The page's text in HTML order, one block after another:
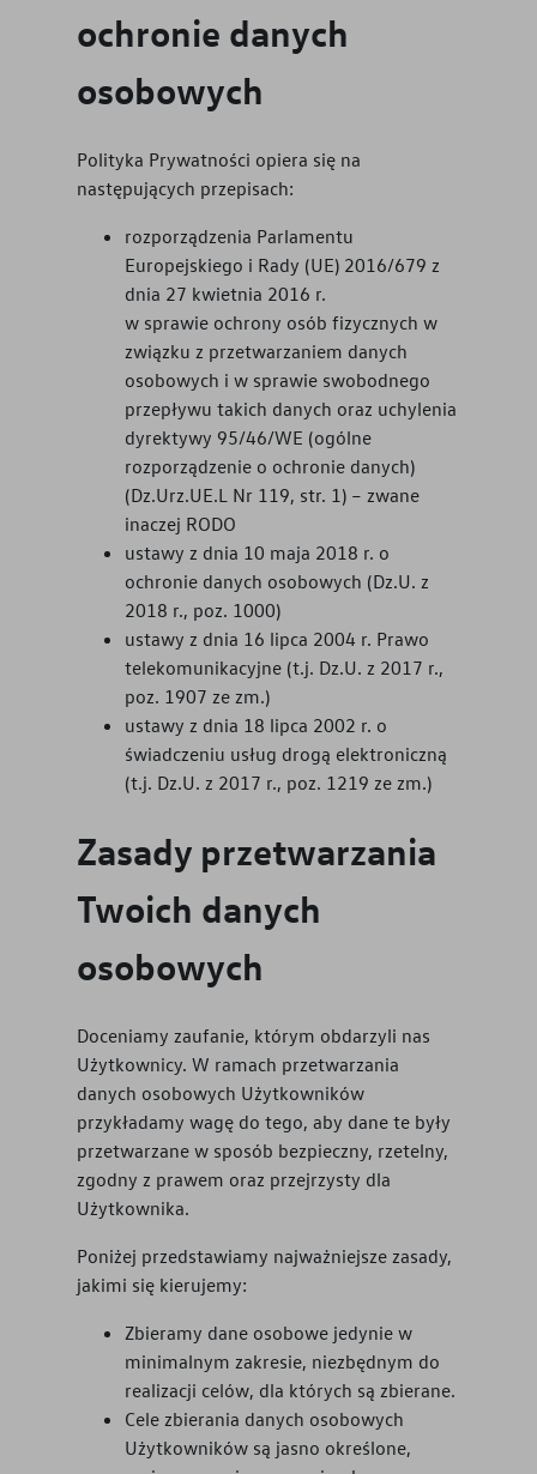
ochronie danych
osobowych
Polityka Prywatności opiera się na
następujących przepisach:
rozporządzenia Parlamentu
Europejskiego i Rady (UE) 2016/679 z
dnia 27 kwietnia 2016 r.
w sprawie ochrony osób fizycznych w
związku z przetwarzaniem danych
osobowych i w sprawie swobodnego
przepływu takich danych oraz uchylenia
dyrektywy 95/46/WE (ogólne
rozporządzenie o ochronie danych)
(Dz.Urz.UE.L Nr 119, str. 1) – zwane
inaczej RODO
ustawy z dnia 10 maja 2018 r. o
ochronie danych osobowych (Dz.U. z
2018 r., poz. 1000)
ustawy z dnia 16 lipca 2004 r. Prawo
telekomunikacyjne (t.j. Dz.U. z 2017 r.,
poz. 1907 ze zm.)
ustawy z dnia 18 lipca 2002 r. o
świadczeniu usług drogą elektroniczną
(t.j. Dz.U. z 2017 r., poz. 1219 ze zm.)
Zasady przetwarzania
Twoich danych
osobowych
Doceniamy zaufanie, którym obdarzyli nas
Użytkownicy. W ramach przetwarzania
danych osobowych Użytkowników
przykładamy wagę do tego, aby dane te były
przetwarzane w sposób bezpieczny, rzetelny,
zgodny z prawem oraz przejrzysty dla
Użytkownika.
Poniżej przedstawiamy najważniejsze zasady,
jakimi się kierujemy:
Zbieramy dane osobowe jedynie w
minimalnym zakresie, niezbędnym do
realizacji celów, dla których są zbierane.
Cele zbierania danych osobowych
Użytkowników są jasno określone,